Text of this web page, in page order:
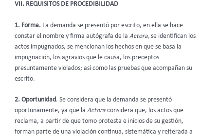
VII. REQUISITOS DE PROCEDIBILIDAD
1. Forma.
La demanda se presentó por escrito, en ella se hace
constar el nombre y firma autógrafa de la Actora, se identifican los
actos impugnados, se mencionan los hechos en que se basa la
impugnación, los agravios que le causa, los preceptos
presuntamente violados; así como las pruebas que acompañan su
escrito.
2. Oportunidad. Se considera que la demanda se presentó
oportunamente, ya que la Actora considera que, los actos que
reclama, a partir de que tomo protesta e inicios de su gestión,
forman parte de una violación continua, sistemática y reiterada a